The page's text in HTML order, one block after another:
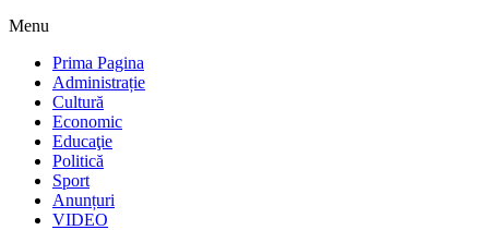
Menu
Prima Pagina
Administrație
Cultură
Economic
Educaţie
Politică
Sport
Anunțuri
VIDEO